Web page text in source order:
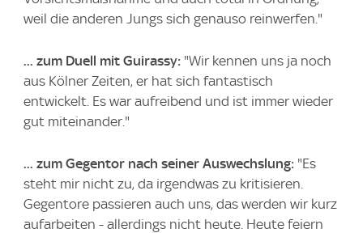
weil die anderen Jungs sich genauso reinwerfen."
... zum Duell mit Guirassy: "Wir kennen uns ja noch
aus Kölner Zeiten, er hat sich fantastisch
entwickelt. Es war aufreibend und ist immer wieder
gut miteinander."
... zum Gegentor nach seiner Auswechslung: "Es
steht mir nicht zu, da irgendwas zu kritisieren.
Gegentore passieren auch uns, das werden wir kurz
aufarbeiten - allerdings nicht heute. Heute feiern